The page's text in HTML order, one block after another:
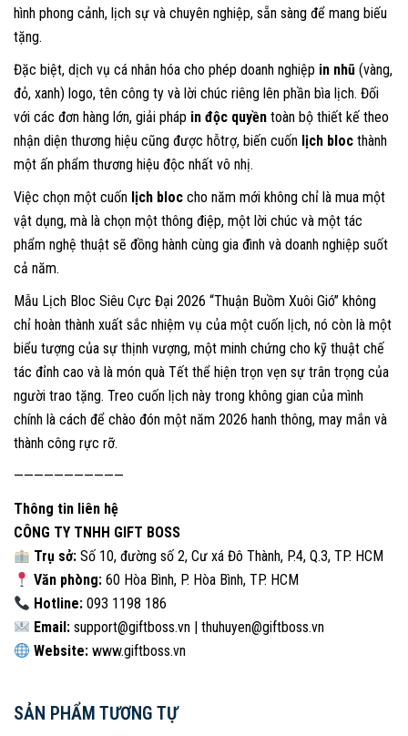
hình phong cảnh, lịch sự và chuyên nghiệp, sẵn sàng để mang biếu
tặng.
Đặc biệt, dịch vụ cá nhân hóa cho phép doanh nghiệp in nhũ (vàng,
đỏ, xanh) logo, tên công ty và lời chúc riêng lên phần bìa lịch. Đối
với các đơn hàng lớn, giải pháp in độc quyền toàn bộ thiết kế theo
nhận diện thương hiệu cũng được hỗtrợ, biến cuốn lịch bloc thành
một ấn phẩm thương hiệu độc nhất vô nhị.
Việc chọn một cuốn lịch bloc cho năm mới không chỉ là mua một
vật dụng, mà là chọn một thông điệp, một lời chúc và một tác
phẩm nghệ thuật sẽ đồng hành cùng gia đình và doanh nghiệp suốt
cả năm.
Mẫu Lịch Bloc Siêu Cực Đại 2026 “Thuận Buồm Xuôi Gió” không
chỉ hoàn thành xuất sắc nhiệm vụ của một cuốn lịch, nó còn là một
biểu tượng của sự thịnh vượng, một minh chứng cho kỹ thuật chế
tác đỉnh cao và là món quà Tết thể hiện trọn vẹn sự trân trọng của
người trao tặng. Treo cuốn lịch này trong không gian của mình
chính là cách để chào đón một năm 2026 hanh thông, may mắn và
thành công rực rỡ.
———————————
Thông tin liên hệ
CÔNG TY TNHH GIFT BOSS
Trụ sở: Số 10, đường số 2, Cư xá Đô Thành, P.4, Q.3, TP. HCM
Văn phòng: 60 Hòa Bình, P. Hòa Bình, TP. HCM
Hotline: 093 1198 186
Email: support@giftboss.vn |thuhuyen@giftboss.vn
Website: www.giftboss.vn
SẢN PHẨM TƯƠNG TỰ